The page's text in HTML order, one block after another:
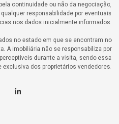
continuidade ou não da negociação,
responsabilidade por eventuais
nos dados inicialmente informados.
no estado em que se encontram no
A imobiliária não se responsabiliza por
durante a visita, sendo essa
exclusiva dos proprietários vendedores.
Linkedin